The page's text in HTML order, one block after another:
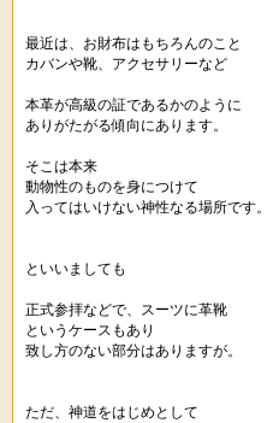
最近は、お財布はもちろんのこと
カバンや靴、アクセサリーなど
本革が高級の証であるかのように
ありがたがる傾向にあります。
そこは本来
動物性のものを身につけて
入ってはいけない神性なる場所です。
といいましても
正式参拝などで、スーツに革靴
というケースもあり
致し方のない部分はありますが。
ただ、神道をはじめとして